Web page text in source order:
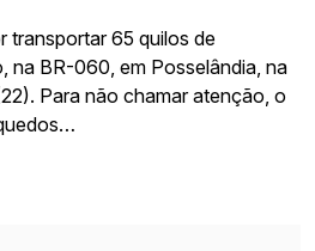
transportar 65 quilos de
na BR-060, em Posselândia, na
Para não chamar atenção, o